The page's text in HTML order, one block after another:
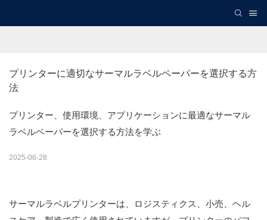
プリンターに適切なサーマルラベルペーパーを選択する方
法
プリンター、使用環境、アプリケーションに最適なサーマル
ラベルペーパーを選択する方法を学ぶ
2025-06-28
サーマルラベルプリンターは、ロジスティクス、小売、ヘル